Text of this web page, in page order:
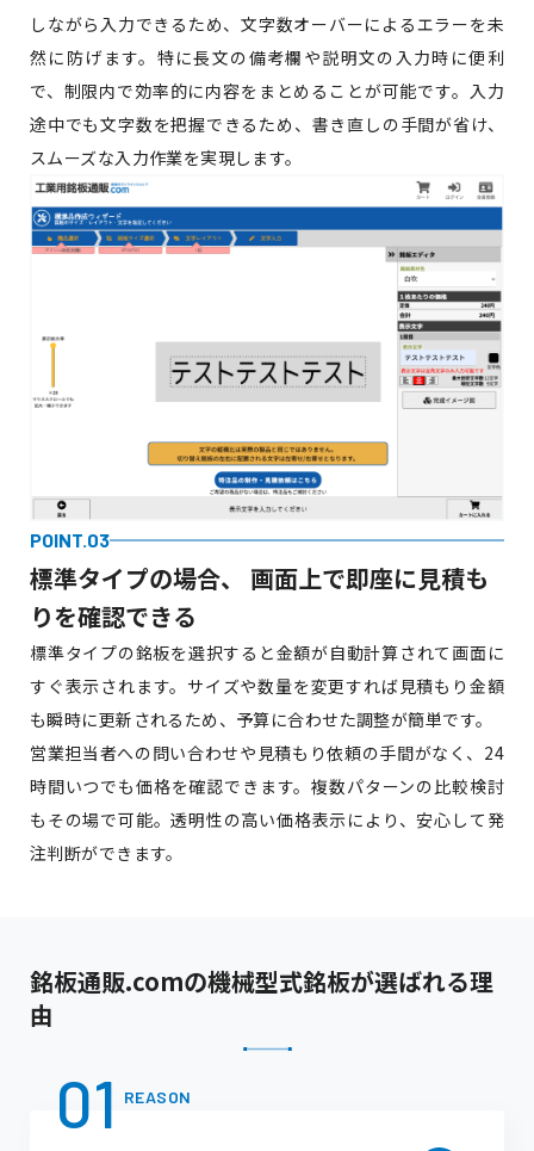
しながら入力できるため、文字数オーバーによるエラーを未
然に防げます。特に長文の備考欄や説明文の入力時に便利
で、制限内で効率的に内容をまとめることが可能です。入力
途中でも文字数を把握できるため、書き直しの手間が省け、
スムーズな入力作業を実現します。
POINT.03
標準タイプの場合、
画面上で即座に見積も
りを確認できる
標準タイプの銘板を選択すると金額が自動計算されて画面に
すぐ表示されます。サイズや数量を変更すれば見積もり金額
も瞬時に更新されるため、予算に合わせた調整が簡単です。
営業担当者への問い合わせや見積もり依頼の手間がなく、24
時間いつでも価格を確認できます。複数パターンの比較検討
もその場で可能。透明性の高い価格表示により、安心して発
注判断ができます。
銘板通販.comの機械型式銘板が選ばれる理
由
01 REASON